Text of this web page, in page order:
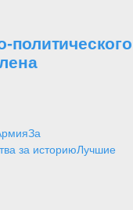
политического
За
за историюЛучшие